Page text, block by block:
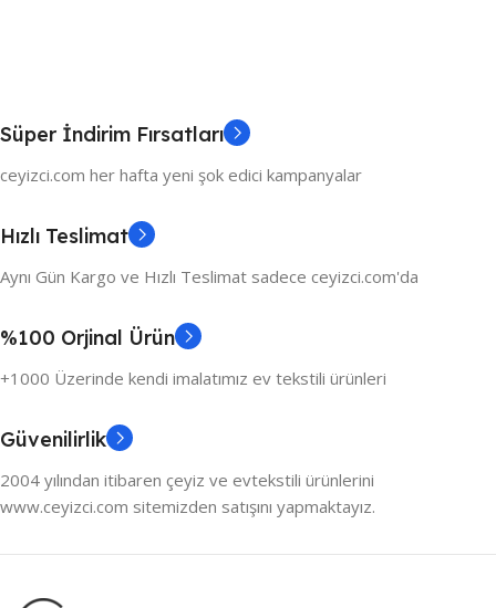
Süper İndirim Fırsatları
ceyizci.com her hafta yeni şok edici kampanyalar
Hızlı Teslimat
Aynı Gün Kargo ve Hızlı Teslimat sadece ceyizci.com'da
%100 Orjinal Ürün
+1000 Üzerinde kendi imalatımız ev tekstili ürünleri
Güvenilirlik
2004 yılından itibaren çeyiz ve evtekstili ürünlerini
www.ceyizci.com sitemizden satışını yapmaktayız.